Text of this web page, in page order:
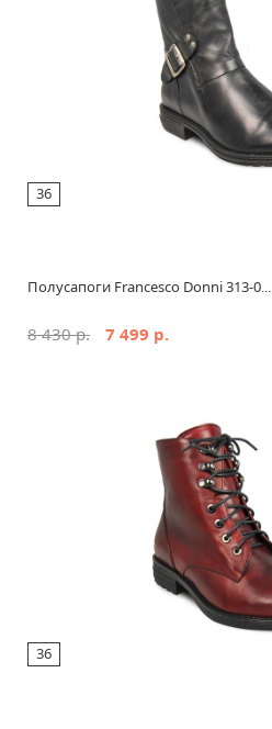
36
Полусапоги Francesco Donni 313-0...
8 430 р. 7 499 р.
36